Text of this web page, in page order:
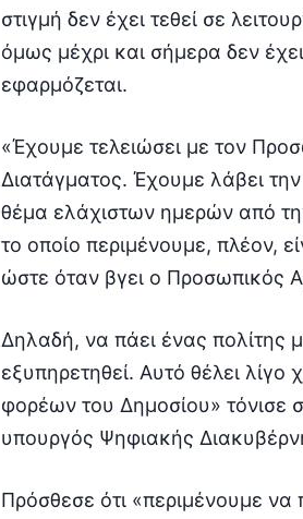
στιγμή δεν έχει τεθεί σε
όμως μέχρι και σήμερα δεν
εφαρμόζεται.
«Έχουμε τελειώσει με τον
Διατάγματος. Έχουμε λάβει
θέμα ελάχιστων ημερών από
το οποίο περιμένουμε, πλέον,
ώστε όταν βγει ο Προσωπικός
Δηλαδή, να πάει ένας πολίτης
εξυπηρετηθεί. Αυτό θέλει
φορέων του Δημοσίου» τόνισε
υπουργός Ψηφιακής
Πρόσθεσε ότι «περιμένουμε